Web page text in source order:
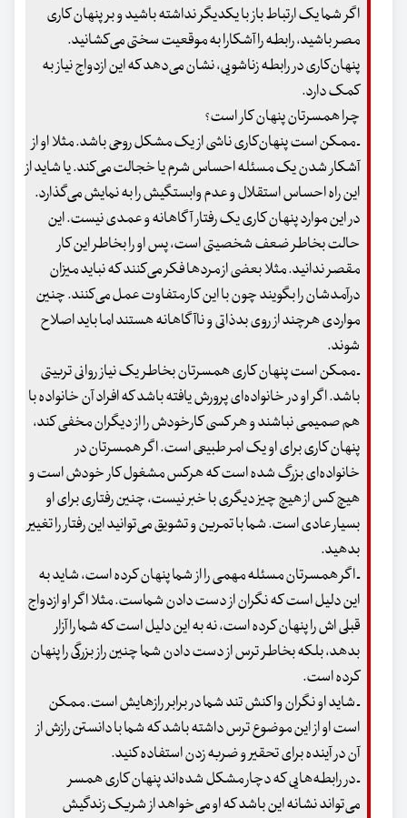
اگر شما یک ارتباط باز با یکدیگر نداشته باشید و بر پنهان کاری
مصر باشید، رابطه را آشکارا به موقعیت سختی می‌کشانید.
پنهان‌کاری در رابطه زناشویی، نشان می‌دهد که این ازدواج نیاز به
کمک دارد.
چرا همسرتان پنهان کار است؟
ـ ممکن است پنهان‌کاری ناشی از یک مشکل روحی باشد. مثلا او از
آشکار شدن یک مسئله احساس شرم یا خجالت می‌کند. یا شاید از
این راه احساس استقلال و عدم وابستگیش را به نمایش می‌گذارد.
در این موارد پنهان کاری یک رفتار آگاهانه و عمدی نیست. این
حالت بخاطر ضعف شخصیتی است، پس او را بخاطر این کار
مقصر ندانید. مثلا بعضی از مردها فکر می‌کنند که نباید میزان
درآمدشان را بگویند چون با این کار متفاوت عمل می‌کنند. چنین
مواردی هرچند از روی بدذاتی و ناآگاهانه هستند اما باید اصلاح
شوند.
ـ ممکن است پنهان کاری همسرتان بخاطر یک نیاز روانی تربیتی
باشد. اگر او در خانواده‌ای پرورش یافته باشد که افراد آن خانواده با
هم صمیمی نباشند و هر کسی کارخودش را از دیگران مخفی کند،
پنهان کاری برای او یک امر طبیعی است. اگر همسرتان در
خانواده‌ای بزرگ شده است که هرکس مشغول کار خودش است و
هیچ کس از هیچ چیز دیگری با خبر نیست، چنین رفتاری برای او
بسیار عادی است. شما با تمرین و تشویق می‌توانید این رفتار را تغییر
بدهید.
ـ اگر همسرتان مسئله مهمی را از شما پنهان کرده است، شاید به
این دلیل است که نگران از دست دادن شماست. مثلا اگر او ازدواج
قبلی اش را پنهان کرده است، نه به این دلیل است که شما را آزار
بدهد، بلکه بخاطر ترس از دست دادن شما چنین راز بزرگی را پنهان
کرده است.
ـ شاید او نگران واکنش تند شما در برابر رازهایش است. ممکن
است او از این موضوع ترس داشته باشد که شما با دانستن رازش از
آن در آینده برای تحقیر و ضربه زدن استفاده کنید.
ـ در رابطه‌هایی که دچار مشکل شده‌اند پنهان کاری همسر
می‌تواند نشانه این باشد که او می‌خواهد از شریک زندگیش